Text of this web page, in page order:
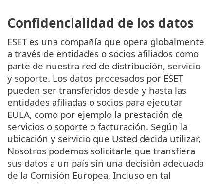
Confidencialidad de los datos
ESET es una compañía que opera globalmente
a través de entidades o socios afiliados como
parte de nuestra red de distribución, servicio
y soporte. Los datos procesados por ESET
pueden ser transferidos desde y hasta las
entidades afiliadas o socios para ejecutar
EULA, como por ejemplo la prestación de
servicios o soporte o facturación. Según la
ubicación y servicio que Usted decida utilizar,
Nosotros podemos solicitarle que transfiera
sus datos a un país sin una decisión adecuada
de la Comisión Europea. Incluso en tal